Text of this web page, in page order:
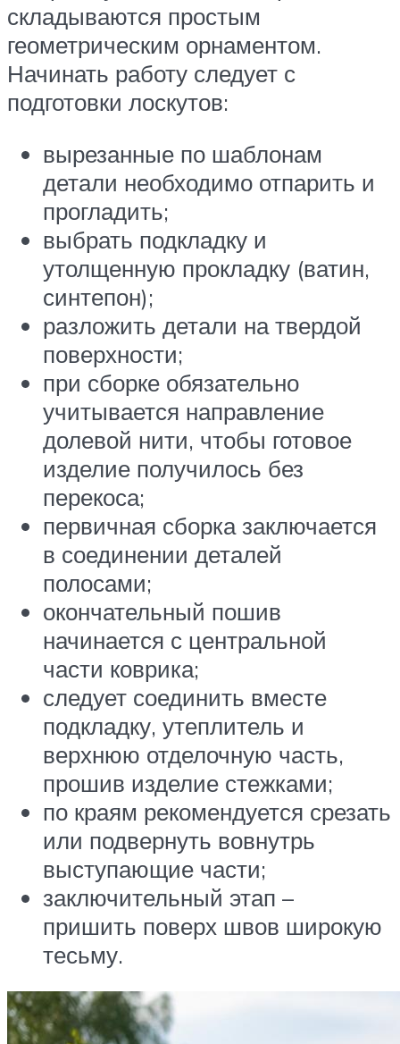
складываются простым
геометрическим орнаментом.
Начинать работу следует с
подготовки лоскутов:
вырезанные по шаблонам
детали необходимо отпарить и
прогладить;
выбрать подкладку и
утолщенную прокладку (ватин,
синтепон);
разложить детали на твердой
поверхности;
при сборке обязательно
учитывается направление
долевой нити, чтобы готовое
изделие получилось без
перекоса;
первичная сборка заключается
в соединении деталей
полосами;
окончательный пошив
начинается с центральной
части коврика;
следует соединить вместе
подкладку, утеплитель и
верхнюю отделочную часть,
прошив изделие стежками;
по краям рекомендуется срезать
или подвернуть вовнутрь
выступающие части;
заключительный этап –
пришить поверх швов широкую
тесьму.